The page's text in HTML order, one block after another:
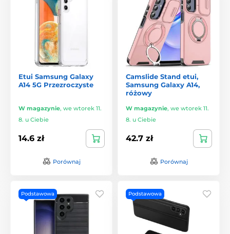
Etui Samsung Galaxy
A14 5G Przezroczyste
W magazynie, we wtorek 11.
8. u Ciebie
14.6 zł
Porównaj
Camslide Stand etui,
Samsung Galaxy A14,
różowy
W magazynie, we wtorek 11.
8. u Ciebie
42.7 zł
Porównaj
Podstawowa Podstawowa